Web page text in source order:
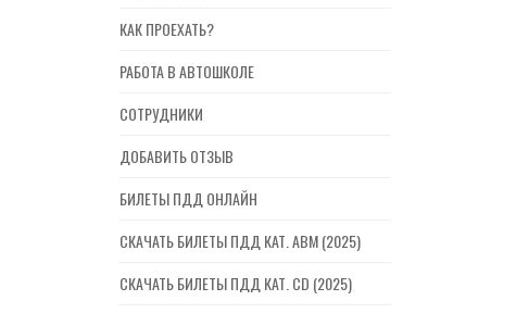
КАК ПРОЕХАТЬ?
РАБОТА В АВТОШКОЛЕ
СОТРУДНИКИ
ДОБАВИТЬ ОТЗЫВ
БИЛЕТЫ ПДД ОНЛАЙН
СКАЧАТЬ БИЛЕТЫ ПДД КАТ. ABM (2025)
СКАЧАТЬ БИЛЕТЫ ПДД КАТ. CD (2025)